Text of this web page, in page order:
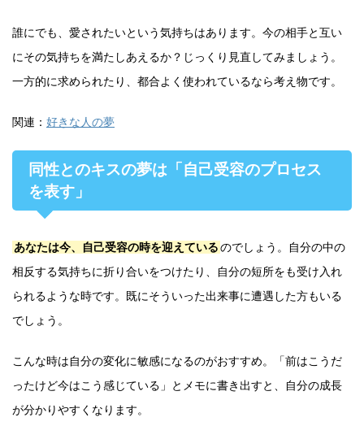
誰にでも、愛されたいという気持ちはあります。今の相手と互い
にその気持ちを満たしあえるか？じっくり見直してみましょう。
一方的に求められたり、都合よく使われているなら考え物です。
関連： 好きな人の夢
同性とのキスの夢は「自己受容のプロセス
を表す」
あなたは今、自己受容の時を迎えているのでしょう。自分の中の
相反する気持ちに折り合いをつけたり、自分の短所をも受け入れ
られるような時です。既にそういった出来事に遭遇した方もいる
でしょう。
こんな時は自分の変化に敏感になるのがおすすめ。「前はこうだ
ったけど今はこう感じている」とメモに書き出すと、自分の成長
が分かりやすくなります。